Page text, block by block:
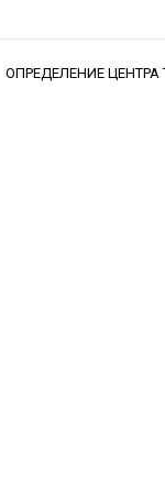
ОПРЕДЕЛЕНИЕ